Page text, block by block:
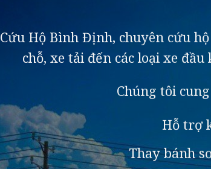
Cứu Hộ Bình Định, chuyên cứu
chỗ, xe tải đến các loại xe
Chúng tôi
Hỗ trợ
Thay bánh